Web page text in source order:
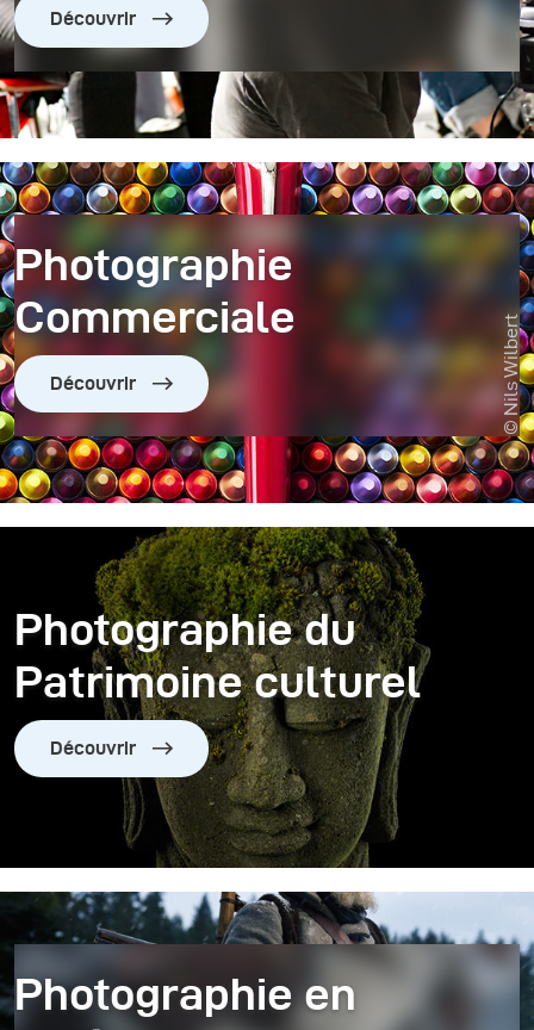
Découvrir
Photographie
Commerciale
Découvrir © Nils Wilbert
Photographie du
Patrimoine culturel
Découvrir
Photographie en